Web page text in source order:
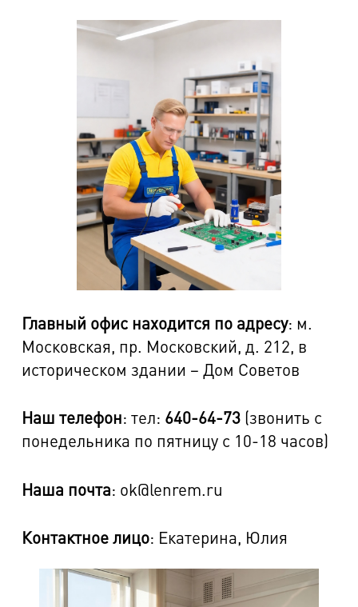
Главный офис находится по адресу: м.
Московская, пр. Московский, д. 212, в
историческом здании – Дом Советов
Наш телефон: тел: 640-64-73(звонить с
понедельника по пятницу с 10-18 часов)
Наша почта: ok@lenrem.ru
Контактное лицо: Екатерина, Юлия